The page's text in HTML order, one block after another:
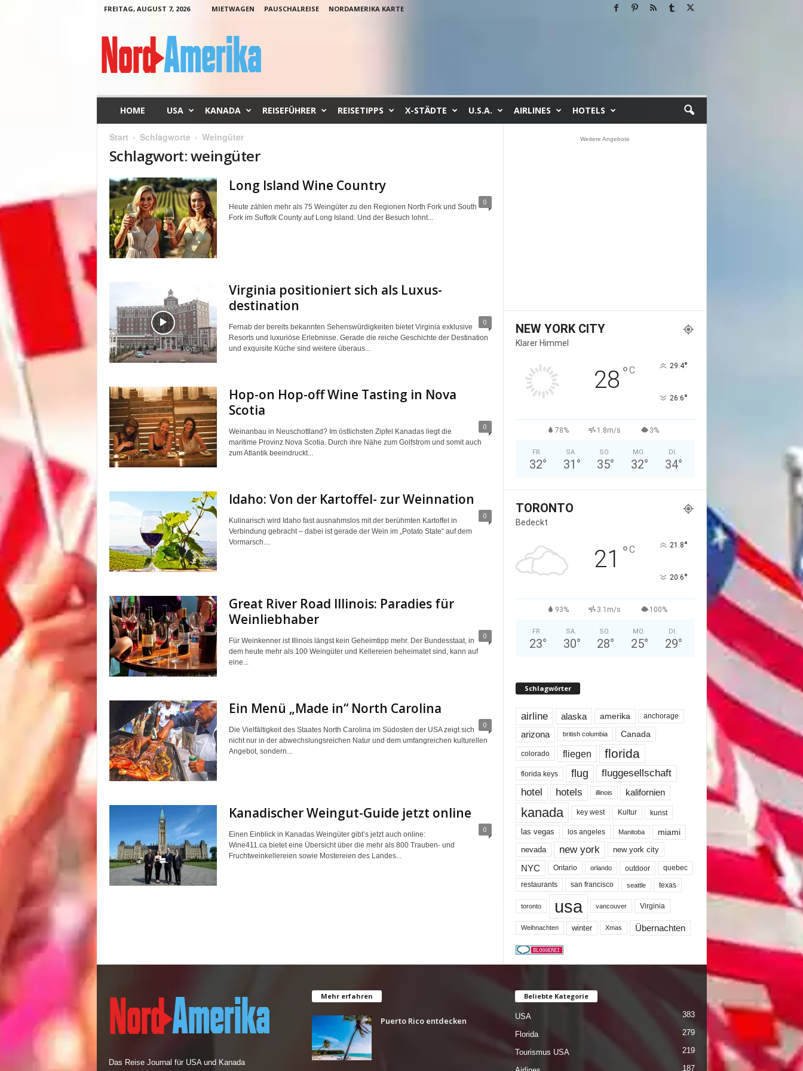
FREITAG, AUGUST 7, 2026 MIETWAGEN PAUSCHALREISE NORDAMERIKA KARTE
HOME USA KANADA REISEFÜHRER REISETIPPS X-STÄDTE U.S.A. AIRLINES HOTELS
Start Schlagworte Weingüter
Schlagwort: weingüter
Long Island Wine Country
0
Heute zählen mehr als 75 Weingüter zu den Regionen North Fork und South
Fork im Suffolk County auf Long Island. Und der Besuch lohnt...
Virginia positioniert sich als Luxus­
destination
0
Fernab der bereits bekannten Sehenswürdigkeiten bietet Virginia exklusive
Resorts und luxuriöse Erlebnisse. Gerade die reiche Geschichte der Destination
und exquisite Küche sind weitere überaus...
Hop-on Hop-off Wine Tasting in Nova
Scotia
0
Weinanbau in Neuschottland? Im östlichsten Zipfel Kanadas liegt die
maritime Provinz Nova Scotia. Durch ihre Nähe zum Golfstrom und somit auch
zum Atlantik beeindruckt...
Idaho: Von der Kartoffel- zur Weinnation
0
Kulinarisch wird Idaho fast ausnahmslos mit der berühmten Kartoffel in
Verbindung gebracht – dabei ist gerade der Wein im „Potato State“ auf dem
Vormarsch....
Great River Road Illinois: Paradies für
Weinliebhaber
0
Für Weinkenner ist Illinois längst kein Geheimtipp mehr. Der Bundesstaat, in
dem heute mehr als 100 Weingüter und Kellereien beheimatet sind, kann auf
eine...
Ein Menü „Made in“ North Carolina
0
Die Vielfältigkeit des Staates North Carolina im Südosten der USA zeigt sich
nicht nur in der abwechslungsreichen Natur und dem umfangreichen kulturellen
Angebot, sondern...
Kanadischer Weingut-Guide jetzt online
0
Einen Einblick in Kanadas Weingüter gibt’s jetzt auch online:
Wine411.ca bietet eine Übersicht über die mehr als 800 Trauben- und
Fruchtweinkellereien sowie Mostereien des Landes...
Weitere Angebote
NEW YORK CITY
Klarer Himmel
28 °C 29.4°
26.6°
78% 1.8m/s 3%
FR.
32°
SA.
31 °
SO.
35°
MO.
32°
DI.
34°
TORONTO
Bedeckt
21 °C 21.8°
20.6°
93% 3.1m/s 100%
FR.
23°
SA.
30°
SO.
28°
MO.
25°
DI.
29°
Schlagwörter
airline alaska amerika anchorage
arizona british columbia Canada
colorado fliegen florida
florida keys flug
fluggesellschaft
hotel
hotels illinois kalifornien
kanada key west Kultur kunst
las vegas los angeles Manitoba miami
nevada new york new york city
NYC Ontario orlando outdoor quebec
restaurants san francisco seattle texas
toronto usa vancouver Virginia
Weihnachten winter Xmas Übernachten
Das Reise Journal für USA und Kanada
Mehr erfahren
Puerto Rico entdecken
Beliebte Kategorie
USA 383
Florida 279
Tourismus USA 219
187